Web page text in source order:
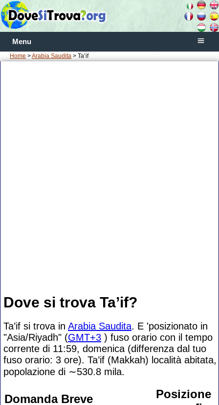
Menu
Home >Arabia Saudita > Ta’if
Dove si trova Ta’if?
Ta’if si trova in Arabia Saudita. E 'posizionato in
"Asia/Riyadh" (GMT+3 ) fuso orario con il tempo
corrente di 11:59, domenica (differenza dal tuo
fuso orario: 3 ore). Ta’if (Makkah) località abitata,
popolazione di ∼530.8 mila.
Domanda Breve
Posizione